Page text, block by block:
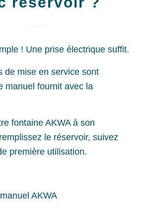
! Une prise électrique suffit.
de mise en service sont
manuel fournit avec la
fontaine AKWA à son
le réservoir, suivez
première utilisation.
AKWA